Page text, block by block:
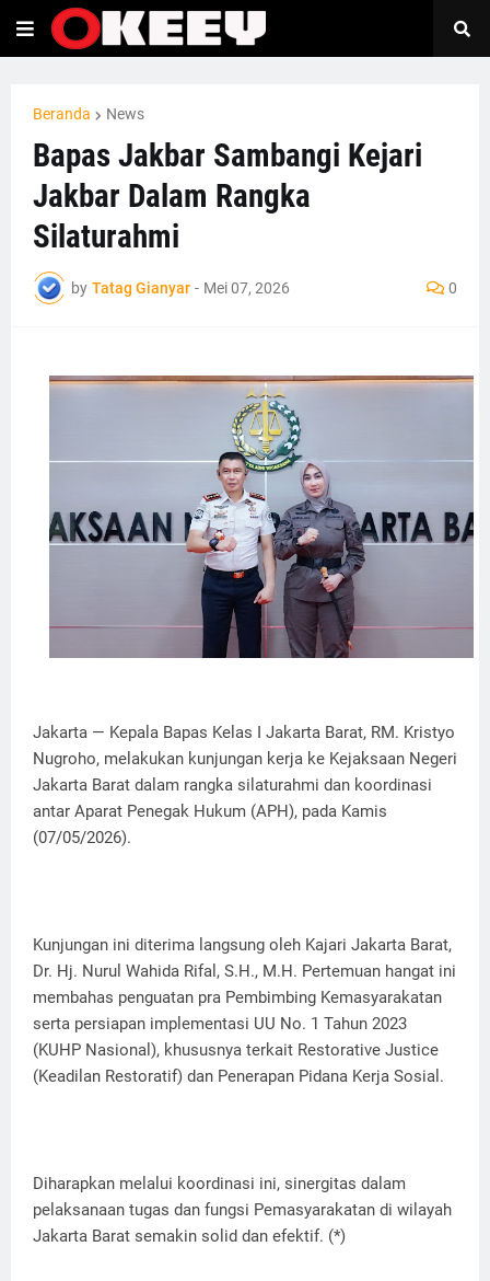
Beranda News
Bapas Jakbar Sambangi Kejari
Jakbar Dalam Rangka
Silaturahmi
by Tatag Gianyar - Mei 07, 2026 0
Jakarta — Kepala Bapas Kelas I Jakarta Barat, RM. Kristyo
Nugroho, melakukan kunjungan kerja ke Kejaksaan Negeri
Jakarta Barat dalam rangka silaturahmi dan koordinasi
antar Aparat Penegak Hukum (APH), pada Kamis
(07/05/2026).
​Kunjungan ini diterima langsung oleh Kajari Jakarta Barat,
Dr. Hj. Nurul Wahida Rifal, S.H., M.H. Pertemuan hangat ini
membahas penguatan pra Pembimbing Kemasyarakatan
serta persiapan implementasi UU No. 1 Tahun 2023
(KUHP Nasional), khususnya terkait Restorative Justice
(Keadilan Restoratif) dan Penerapan Pidana Kerja Sosial.
​Diharapkan melalui koordinasi ini, sinergitas dalam
pelaksanaan tugas dan fungsi Pemasyarakatan di wilayah
Jakarta Barat semakin solid dan efektif. (*)